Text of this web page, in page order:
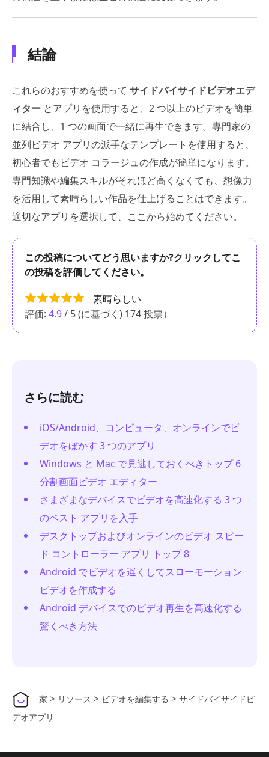
結論
これらのおすすめを使って サイドバイサイドビデオエデ
ィター とアプリを使用すると、2 つ以上のビデオを簡単
に結合し、1 つの画面で一緒に再生できます。専門家の
並列ビデオ アプリの派手なテンプレートを使用すると、
初心者でもビデオ コラージュの作成が簡単になります。
専門知識や編集スキルがそれほど高くなくても、想像力
を活用して素晴らしい作品を仕上げることはできます。
適切なアプリを選択して、ここから始めてください。
この投稿についてどう思いますか?クリックしてこ
の投稿を評価してください。
素晴らしい
評価: 4.9/ 5 (に基づく) 174投票）
さらに読む
iOS/Android、コンピュータ、オンラインでビ
デオをぼかす 3 つのアプリ
Windows と Mac で見逃しておくべきトップ 6
分割画面ビデオ エディター
さまざまなデバイスでビデオを高速化する 3 つ
のベスト アプリを入手
デスクトップおよびオンラインのビデオ スピー
ド コントローラー アプリ トップ 8
Android でビデオを遅くしてスローモーション
ビデオを作成する
Android デバイスでのビデオ再生を高速化する
驚くべき方法
家 > リソース > ビデオを編集する > サイドバイサイドビ
デオアプリ